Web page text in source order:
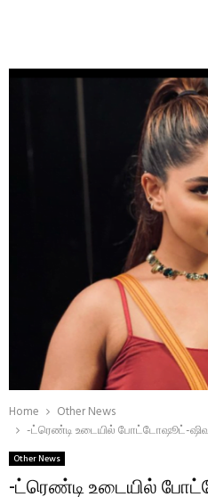
Home
Other News
-ட்ரெண்டி உடையில் போட்டோஷூட்-
Other News
-ட்ரெண்டி உடையில்